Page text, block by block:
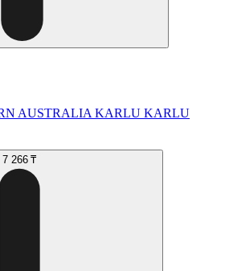
AUSTRALIA KARLU KARLU
7 266 ₸